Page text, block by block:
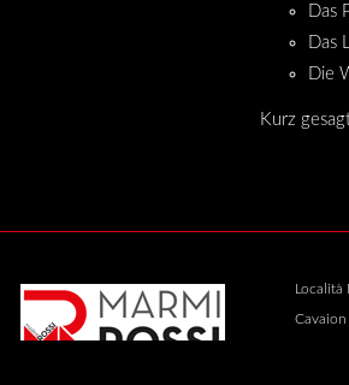
Das
Das
Die
Kurz
Cavaion